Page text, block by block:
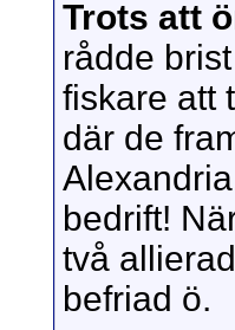
Trots att
rådde
fiskare att
där de
bedrift!
två
befriad ö.